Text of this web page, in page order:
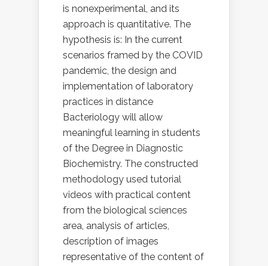
is nonexperimental, and its
approach is quantitative. The
hypothesis is: In the current
scenarios framed by the COVID
pandemic, the design and
implementation of laboratory
practices in distance
Bacteriology will allow
meaningful learning in students
of the Degree in Diagnostic
Biochemistry. The constructed
methodology used tutorial
videos with practical content
from the biological sciences
area, analysis of articles,
description of images
representative of the content of